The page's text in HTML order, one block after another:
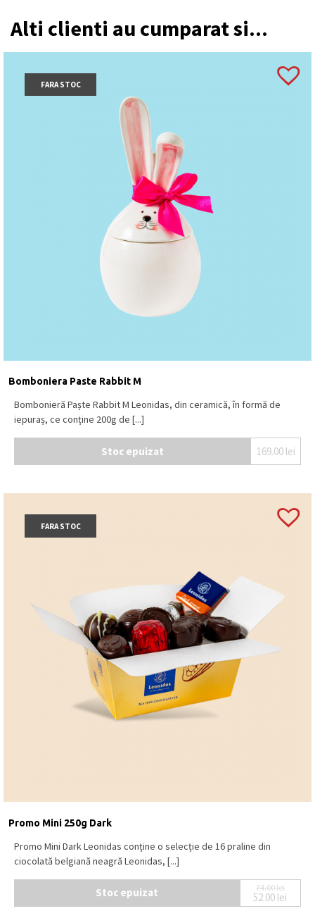
Alti clienti au cumparat si...
FARA STOC
Bomboniera Paste Rabbit M
Bombonieră Paște Rabbit M Leonidas, din ceramică, în formă de
iepuraș, ce conține 200g de [...]
Stoc epuizat 169.00 lei
FARA STOC
Promo Mini 250g Dark
Promo Mini Dark Leonidas conține o selecție de 16 praline din
ciocolată belgiană neagră Leonidas, [...]
Stoc epuizat 74.00lei
Prețul
52.00 lei
Prețul